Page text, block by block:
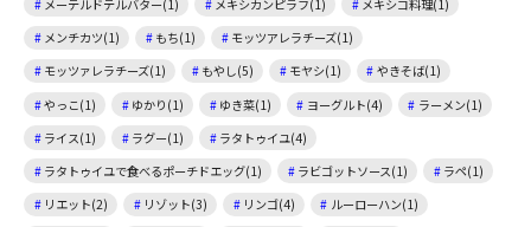
メーテルドテルバター(1)
メキシカンピラフ(1)
メキシコ料理(1)
メンチカツ(1)
もち(1)
モッツアレラチーズ(1)
モッツァレラチーズ(1)
もやし(5) モヤシ(1)
やきそば(1)
やっこ(1)
ゆかり(1) ゆき菜(1) ヨーグルト(4)
ラーメン(1)
ライス(1)
ラグー(1)
ラタトゥイユ(4)
ラタトゥイユで食べるポーチドエッグ(1)
ラビゴットソース(1)
ラペ(1)
リエット(2)
リゾット(3) リンゴ(4)
ルーローハン(1)